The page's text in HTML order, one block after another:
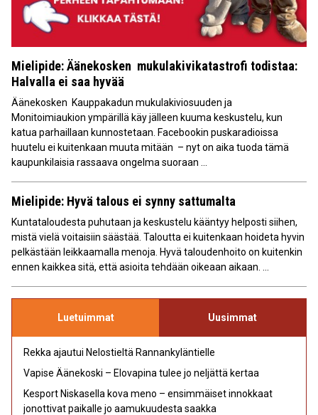
Mielipide: Äänekosken mukulakivikatastrofi todistaa:
Halvalla ei saa hyvää
Äänekosken Kauppakadun mukulakiviosuuden ja
Monitoimiaukion ympärillä käy jälleen kuuma keskustelu, kun
katua parhaillaan kunnostetaan. Facebookin puskaradioissa
huutelu ei kuitenkaan muuta mitään – nyt on aika tuoda tämä
kaupunkilaisia rassaava ongelma suoraan ...
Mielipide: Hyvä talous ei synny sattumalta
Kuntataloudesta puhutaan ja keskustelu kääntyy helposti siihen,
mistä vielä voitaisiin säästää. Taloutta ei kuitenkaan hoideta hyvin
pelkästään leikkaamalla menoja. Hyvä taloudenhoito on kuitenkin
ennen kaikkea sitä, että asioita tehdään oikeaan aikaan. ...
Luetuimmat Uusimmat
Rekka ajautui Nelostieltä Rannankyläntielle
Vapise Äänekoski – Elovapina tulee jo neljättä kertaa
Kesport Niskasella kova meno – ensimmäiset innokkaat
jonottivat paikalle jo aamukuudesta saakka